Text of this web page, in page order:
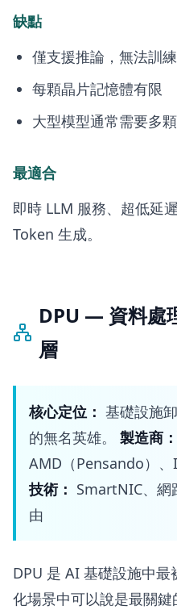
缺點
僅支援推論，無法訓練
每顆晶片記憶體有限
大型模型通常需要多
最適合
即時 LLM 服務、超低延
Token 生成。
DPU — 資料處
層
核心定位： 基礎設施
的無名英雄。 製造商：
AMD（Pensando）、
技術： SmartNIC、網
由
DPU 是 AI 基礎設施中
化場景中可以說是最關鍵